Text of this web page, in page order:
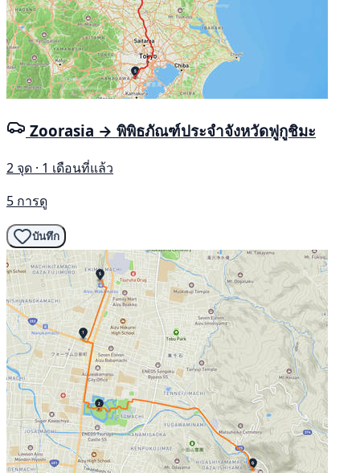
Zoorasia → พิพิธภัณฑ์ประจำจังหวัดฟูกูชิมะ
2 จุด · 1 เดือนที่แล้ว
5 การดู
บันทึก